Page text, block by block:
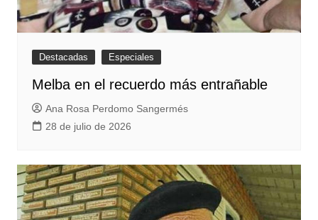
Destacadas Especiales
Melba en el recuerdo más entrañable
Ana Rosa Perdomo Sangermés
28 de julio de 2026